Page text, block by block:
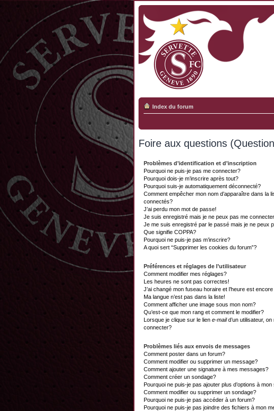
Index du forum
Foire aux questions
Problèmes d’identification et d’inscription
Pourquoi ne puis-je pas me connecter?
Pourquoi dois-je m’inscrire après tout?
Pourquoi suis-je automatiquement déconnecté?
Comment empêcher mon nom d’apparaître dans la
connectés?
J’ai perdu mon mot de passe!
Je suis enregistré mais je ne peux pas me
Je me suis enregistré par le passé mais je ne peux
Que signifie COPPA?
Pourquoi ne puis-je pas m’inscrire?
A quoi sert “Supprimer les cookies du forum”?
Préférences et réglages de l’utilisateur
Comment modifier mes réglages?
Les heures ne sont pas correctes!
J’ai changé mon fuseau horaire et l’heure est
Ma langue n’est pas dans la liste!
Comment afficher une image sous mon nom?
Qu’est-ce que mon rang et comment le modifier?
Lorsque je clique sur le lien e-maild’un utilisateur,
connecter?
Problèmes liés aux envois de messages
Comment poster dans un forum?
Comment modifier ou supprimer un message?
Comment ajouter une signature à mes messages?
Comment créer un sondage?
Pourquoi ne puis-je pas ajouter plus d’options à mon
Comment modifier ou supprimer un sondage?
Pourquoi ne puis-je pas accéder à un forum?
Pourquoi ne puis-je pas joindre des fichiers à mon